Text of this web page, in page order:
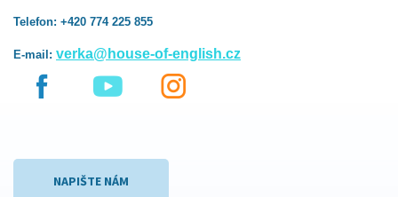
Telefon: +420 774 225 855
E-mail: verka@house-of-english.cz
NAPIŠTE NÁM